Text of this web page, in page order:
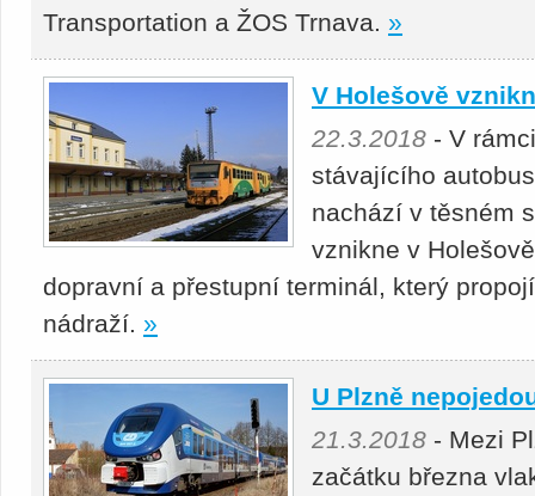
Transportation a ŽOS Trnava. »
V Holešově
22.3.2018 - V
stávajícího
nachází v těsném
vznikne v
dopravní a přestupní terminál, který
nádraží. »
U Plzně
21.3.2018 - Mezi
začátku března